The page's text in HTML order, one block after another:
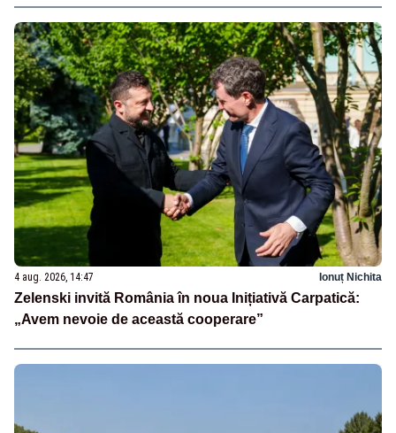
4 aug. 2026, 14:47 Ionuț Nichita
Zelenski invită România în noua Inițiativă Carpatică:
„Avem nevoie de această cooperare”